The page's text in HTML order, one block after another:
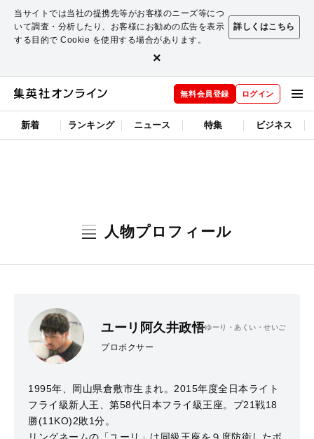
当サイトでは当社の提携先等がお客様のニーズ等につ
いて調査・分析したり、お客様にお勧めの広告を表示
する目的で Cookie を使用する場合があります。
詳しくはこちら
×
無料会員登録 ログイン
新着 ランキング ニュース 特集 ビジネス
人物プロフィール
ユーリ阿久井政悟ゆーり・あくい・せいご
プロボクサー
1995年、岡山県倉敷市生まれ。2015年度全日本ライト
フライ級新人王、第58代日本フライ級王座。プ21戦18
勝(11KO)2敗1分。